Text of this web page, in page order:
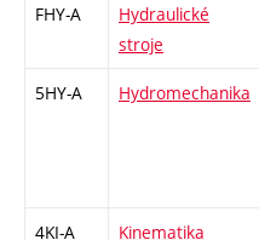
FHY-A
Hydraulické
stroje
5HY-A Hydromechanika
4KI-A Kinematika